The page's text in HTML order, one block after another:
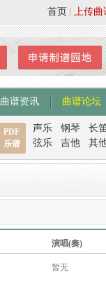
上传曲
首页
曲谱资讯 曲谱论坛
PDF
乐谱
声乐 钢琴
长
弦乐
吉他 其
演唱(奏)
暂无